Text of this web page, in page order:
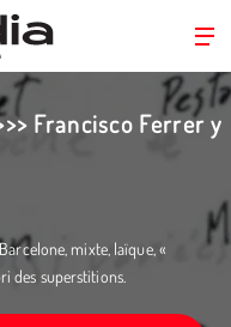
Francisco Ferrer y
mixte, laïque, «
des superstitions.